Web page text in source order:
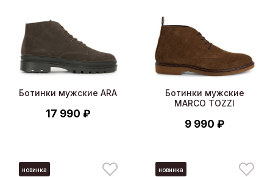
Ботинки мужские ARA
17 990 ₽
Ботинки мужские
MARCO TOZZI
9 990 ₽
новинка новинка